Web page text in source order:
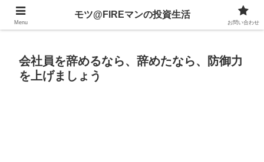
不動産、投資信託、暗号資産、株式、等々への投資について
会社員を辞めるなら、辞めたなら、防御力
を上げましょう
Menu
モツ@FIREマンの投資生活
お問い合わせ